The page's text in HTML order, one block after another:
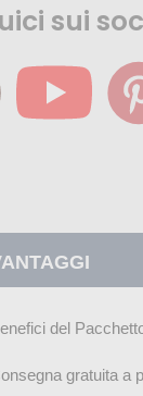
sui
del
gratuita a